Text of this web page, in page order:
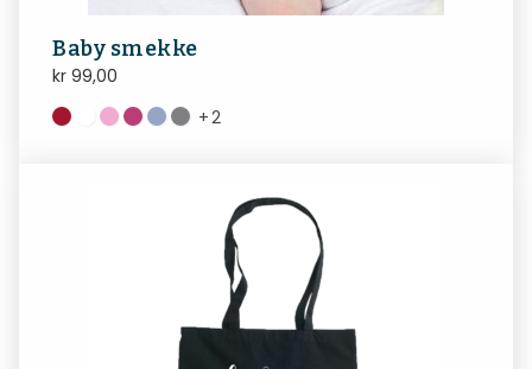
Baby smekke
kr 99,00
+2